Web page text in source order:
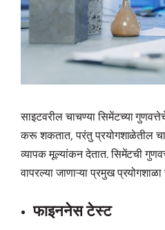
साइटवरील चाचण्या सिमेंटच्या
करू शकतात, परंतु प्रयोगशाळेतील
व्यापक मूल्यांकन देतात. सिमेंटची
वापरल्या जाणाऱ्या प्रमुख
फाइननेस टेस्ट